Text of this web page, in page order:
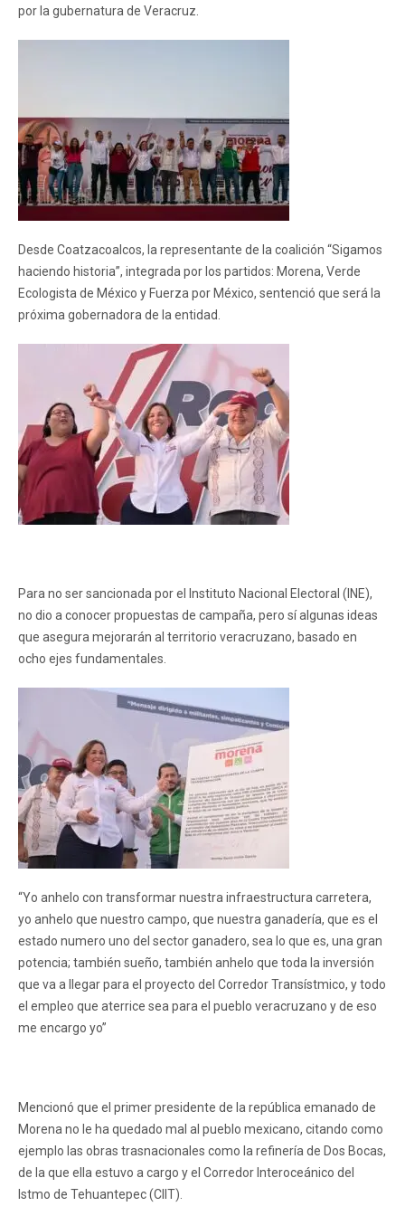
por la gubernatura de Veracruz.
Desde Coatzacoalcos, la representante de la coalición “Sigamos
haciendo historia”, integrada por los partidos: Morena, Verde
Ecologista de México y Fuerza por México, sentenció que será la
próxima gobernadora de la entidad.
Para no ser sancionada por el Instituto Nacional Electoral (INE),
no dio a conocer propuestas de campaña, pero sí algunas ideas
que asegura mejorarán al territorio veracruzano, basado en
ocho ejes fundamentales.
“Yo anhelo con transformar nuestra infraestructura carretera,
yo anhelo que nuestro campo, que nuestra ganadería, que es el
estado numero uno del sector ganadero, sea lo que es, una gran
potencia; también sueño, también anhelo que toda la inversión
que va a llegar para el proyecto del Corredor Transístmico, y todo
el empleo que aterrice sea para el pueblo veracruzano y de eso
me encargo yo”
Mencionó que el primer presidente de la república emanado de
Morena no le ha quedado mal al pueblo mexicano, citando como
ejemplo las obras trasnacionales como la refinería de Dos Bocas,
de la que ella estuvo a cargo y el Corredor Interoceánico del
Istmo de Tehuantepec (CIIT).